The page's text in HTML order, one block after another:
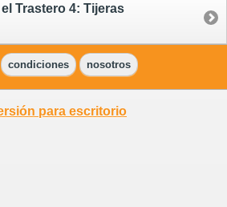
Trastero 4: Tijeras
condiciones nosotros
para escritorio